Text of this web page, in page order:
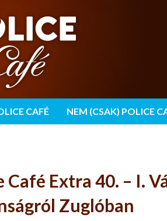
CAFÉ NEM (CSAK) POLICE
Café Extra 40. – I.
Zuglóban